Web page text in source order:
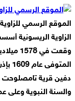
الموقع الرسمي
الزاوية الريسونية
وقعت
دفين قرية تامصلوحت
والسنة النبوية وعلى